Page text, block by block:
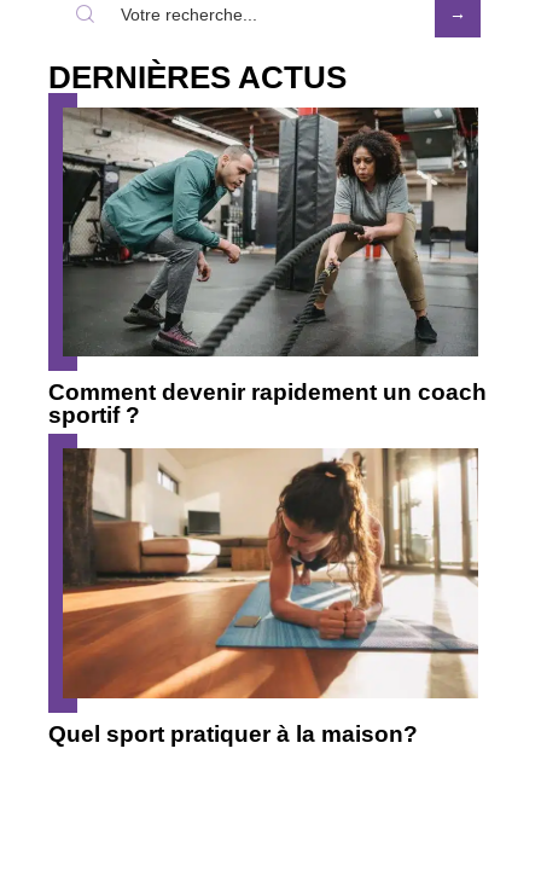
DERNIÈRES ACTUS
Comment devenir rapidement un coach
sportif ?
Quel sport pratiquer à la maison?